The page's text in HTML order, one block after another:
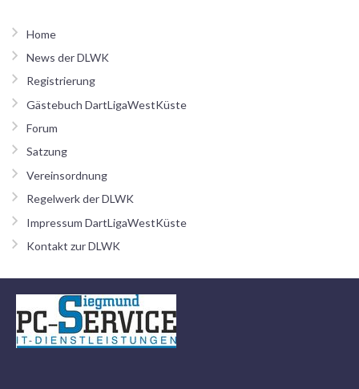
Home
News der DLWK
Registrierung
Gästebuch DartLigaWestKüste
Forum
Satzung
Vereinsordnung
Regelwerk der DLWK
Impressum DartLigaWestKüste
Kontakt zur DLWK